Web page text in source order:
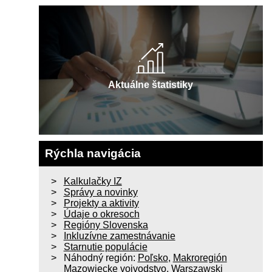
Aktuálne štatistiky
Rýchla navigácia
Kalkulačky IZ
Správy a novinky
Projekty a aktivity
Údaje o okresoch
Regióny Slovenska
Inkluzívne zamestnávanie
Starnutie populácie
Náhodný región: Poľsko, Makroregión
Mazowiecke vojvodstvo, Warszawski